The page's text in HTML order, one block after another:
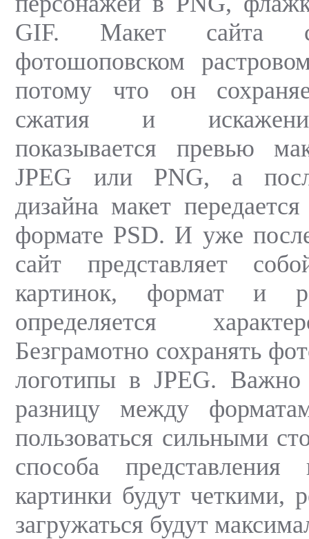
GIF. Макет сайта
фотошоповском
потому что он
сжатия и
показывается превью
JPEG или PNG, а
дизайна макет
формате PSD. И уже
сайт представляет
картинок, формат и
определяется
Безграмотно сохранять
логотипы в JPEG. Важно
разницу между
пользоваться сильными
способа представления
картинки будут четкими,
загружаться будут